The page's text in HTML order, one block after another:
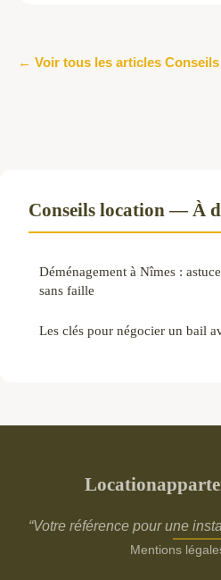
← Voir tous les articles
Conseils location — À
Déménagement à Nîmes :
sans faille
Les clés pour négocier un bail
“Votre référence pour une
Mentions